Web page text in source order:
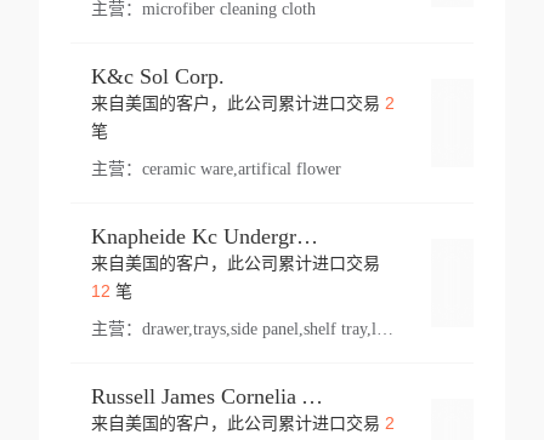
主营： microfiber cleaning cloth
K&c Sol Corp.
来自美国的客户，此公司累计进口交易 2
笔
主营： ceramic ware,artifical flower
Knapheide Kc Underground
来自美国的客户，此公司累计进口交易
12 笔
主营：
Russell James Cornelia Arlington Va
来自美国的客户，此公司累计进口交易 2